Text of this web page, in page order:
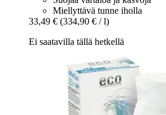
Miellyttävä tunne iholla
33,49 € (334,90 € / l)
Ei saatavilla tällä hetkellä